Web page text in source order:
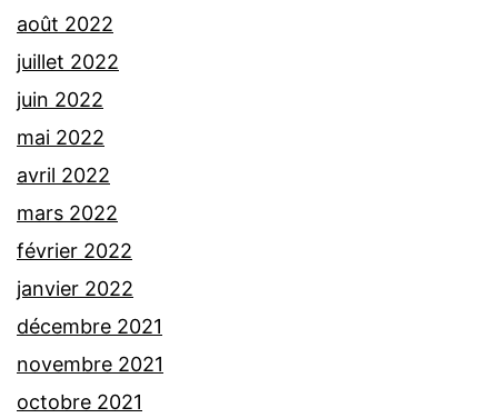
août 2022
juillet 2022
juin 2022
mai 2022
avril 2022
mars 2022
février 2022
janvier 2022
décembre 2021
novembre 2021
octobre 2021